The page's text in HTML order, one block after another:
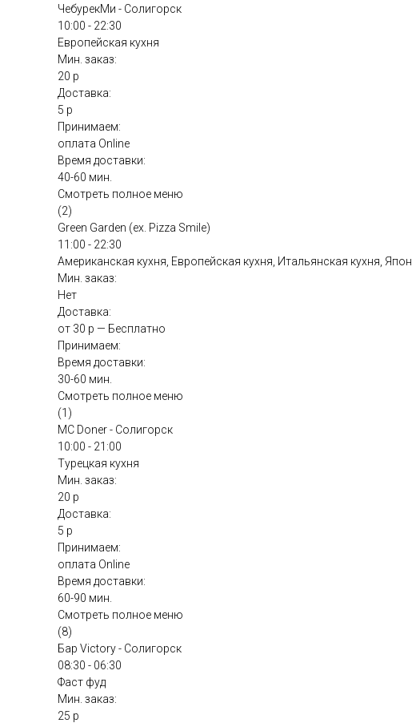
ЧебурекМи - Солигорск
10:00 - 22:30
Европейская кухня
Мин. заказ:
20 р
Доставка:
5 р
Принимаем:
оплата Online
Время доставки:
40-60 мин.
Смотреть полное меню
(2)
Green Garden (ex. Pizza Smile)
11:00 - 22:30
Американская кухня, Европейская кухня, Итальянская кухня,
Мин. заказ:
Нет
Доставка:
от 30 р — Бесплатно
Принимаем:
Время доставки:
30-60 мин.
Смотреть полное меню
(1)
MC Doner - Солигорск
10:00 - 21:00
Турецкая кухня
Мин. заказ:
20 р
Доставка:
5 р
Принимаем:
оплата Online
Время доставки:
60-90 мин.
Смотреть полное меню
(8)
Бар Victory - Солигорск
08:30 - 06:30
Фаст фуд
Мин. заказ:
25 р